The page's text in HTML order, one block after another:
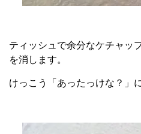
ティッシュで余分なケチャッ
を消します。
けっこう「あったっけな？」